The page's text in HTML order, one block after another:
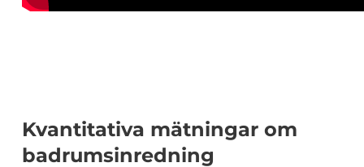
Kvantitativa mätningar om
badrumsinredning